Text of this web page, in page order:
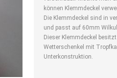
können Klemmdeckel
Die Klemmdeckel sind in
und passt auf 60mm
Dieser Klemmdeckel
Wetterschenkel mit
Unterkonstruktion.